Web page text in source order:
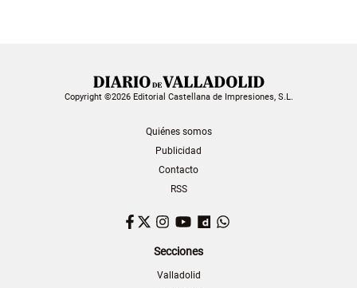
Copyright ©2026 Editorial Castellana de Impresiones, S.L.
Quiénes somos
Publicidad
Contacto
RSS
Facebook
TwitterInstagram
YouTubeDailymotion
Secciones
Valladolid